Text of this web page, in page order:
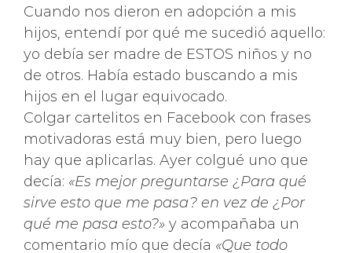
Cuando nos dieron en adopción a mis
hijos, entendí por qué me sucedió aquello:
yo debía ser madre de ESTOS niños y no
de otros. Había estado buscando a mis
hijos en el lugar equivocado.
Colgar cartelitos en Facebook con frases
motivadoras está muy bien, pero luego
hay que aplicarlas. Ayer colgué uno que
decía: «Es mejor preguntarse ¿Para qué
sirve esto que me pasa? en vez de ¿Por
qué me pasa esto?» y acompañaba un
comentario mío que decía «Que todo